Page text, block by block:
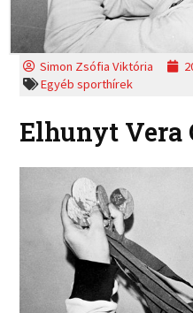
Simon Zsófia Viktória
Egyéb sporthírek
Elhunyt Vera